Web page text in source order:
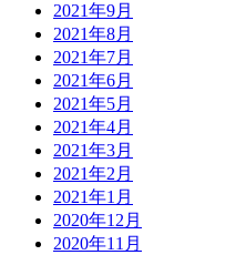
2021年9月
2021年8月
2021年7月
2021年6月
2021年5月
2021年4月
2021年3月
2021年2月
2021年1月
2020年12月
2020年11月